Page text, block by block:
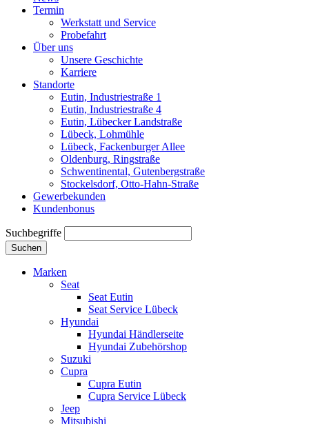
Termin
Werkstatt und Service
Probefahrt
Über uns
Unsere Geschichte
Karriere
Standorte
Eutin, Industriestraße 1
Eutin, Industriestraße 4
Eutin, Lübecker Landstraße
Lübeck, Lohmühle
Lübeck, Fackenburger Allee
Oldenburg, Ringstraße
Schwentinental, Gutenbergstraße
Stockelsdorf, Otto-Hahn-Straße
Gewerbekunden
Kundenbonus
Suchbegriffe
Suchen
Marken
Seat
Seat Eutin
Seat Service Lübeck
Hyundai
Hyundai Händlerseite
Hyundai Zubehörshop
Suzuki
Cupra
Cupra Eutin
Cupra Service Lübeck
Jeep
Mitsubishi